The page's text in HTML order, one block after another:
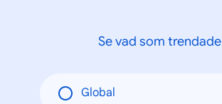
Se vad som trendade
Global